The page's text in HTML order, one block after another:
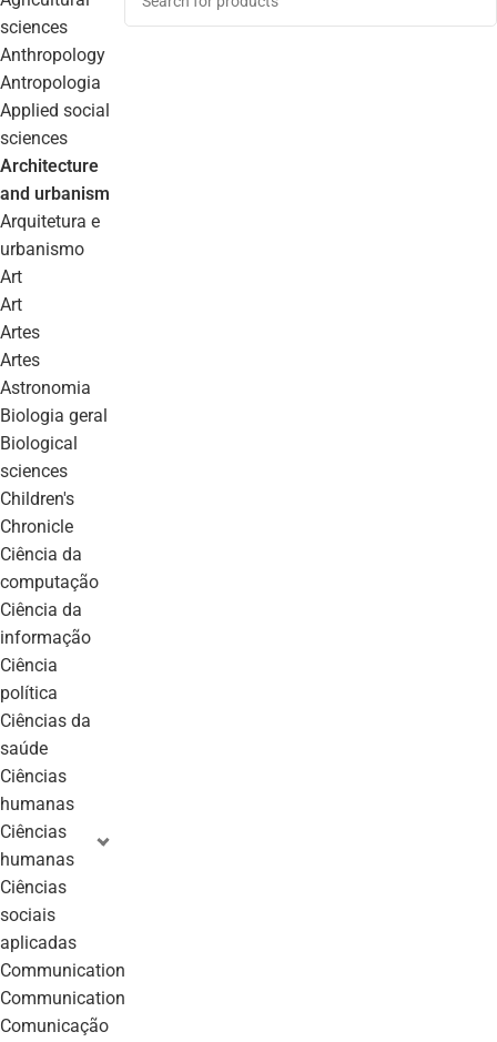
sciences
anthropology
antropologia
applied social
sciences
architecture
and urbanism
arquitetura e
urbanismo
art
art
artes
artes
astronomia
biologia geral
biological
sciences
children's
chronicle
ciência da
computação
ciência da
informação
ciência
política
ciências da
saúde
ciências
humanas
ciências
humanas
ciências
sociais
aplicadas
communication
communication
comunicação